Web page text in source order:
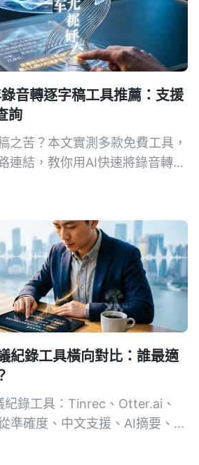
音轉逐字稿工具推薦：支援
詢
之苦？本文實測多款免費工具，
連結，教你用AI快速將錄音轉為
紀錄工具橫向對比：誰最適
紀錄工具：Tinrec、Otter.ai、
準確度、中文支援、AI摘要、多